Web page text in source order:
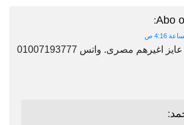
Abo
:
مصرى. واتس 01007193777
: